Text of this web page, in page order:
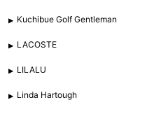
Kuchibue Golf Gentleman
LACOSTE
LILALU
Linda Hartough